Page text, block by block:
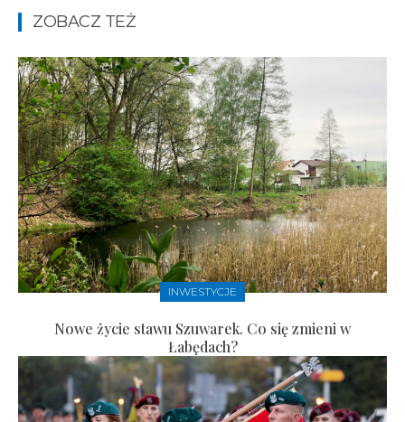
ZOBACZ TEŻ
INWESTYCJE
Nowe życie stawu Szuwarek. Co się zmieni w
Łabędach?